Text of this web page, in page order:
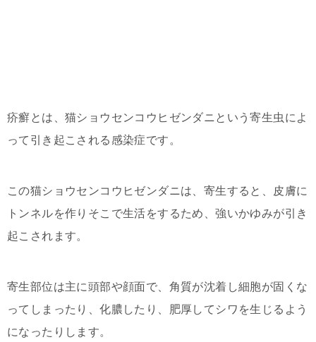
疥癬とは、猫ショウセンコウヒゼンダニという寄生虫によ
って引き起こされる感染症です。
この猫ショウセンコウヒゼンダニは、寄生すると、皮膚に
トンネルを作りそこで生活をするため、強いかゆみが引き
起こされます。
寄生部位は主に頭部や顔面で、角質が沈着し細胞が固くな
ってしまったり、化膿したり、肥厚してシワを生じるよう
になったりします。